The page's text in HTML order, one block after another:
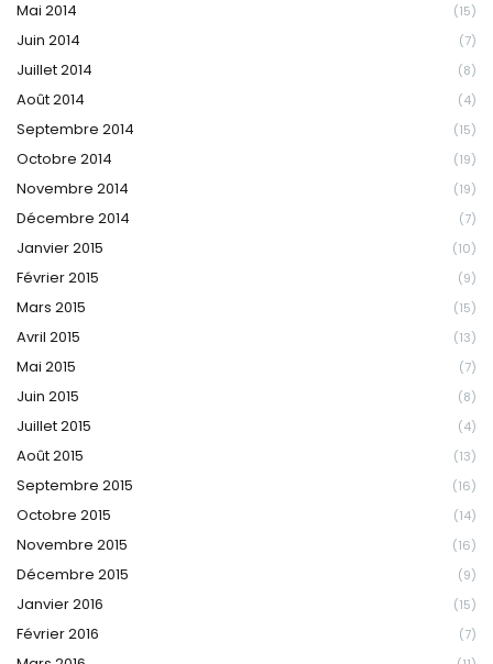
Mai 2014 (15)
Juin 2014 (7)
Juillet 2014 (8)
Août 2014 (4)
Septembre 2014 (15)
Octobre 2014 (19)
Novembre 2014 (19)
Décembre 2014 (7)
Janvier 2015 (10)
Février 2015 (9)
Mars 2015 (15)
Avril 2015 (13)
Mai 2015 (7)
Juin 2015 (8)
Juillet 2015 (4)
Août 2015 (13)
Septembre 2015 (16)
Octobre 2015 (14)
Novembre 2015 (16)
Décembre 2015 (9)
Janvier 2016 (15)
Février 2016 (7)